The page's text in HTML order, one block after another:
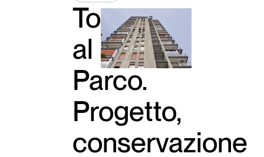
Torre
al
Parco.
Progetto,
conservazione